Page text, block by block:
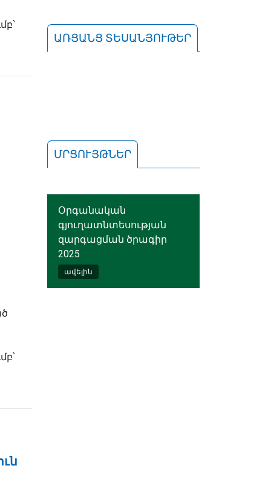
ԱՌՑԱՆՑ ՏԵՍԱՆՅՈՒԹԵՐ
ՄՐՑՈՒՅԹՆԵՐ
Օրգանական
գյուղատնտեսության
զարգացման ծրագիր
2025
ավելին